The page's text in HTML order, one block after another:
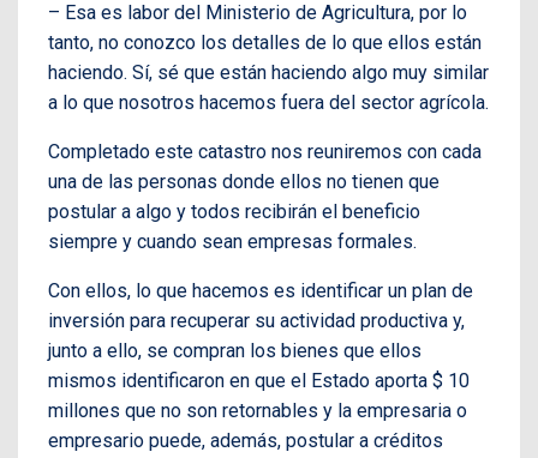
– Esa es labor del Ministerio de Agricultura, por lo
tanto, no conozco los detalles de lo que ellos están
haciendo. Sí, sé que están haciendo algo muy similar
a lo que nosotros hacemos fuera del sector agrícola.
Completado este catastro nos reuniremos con cada
una de las personas donde ellos no tienen que
postular a algo y todos recibirán el beneficio
siempre y cuando sean empresas formales.
Con ellos, lo que hacemos es identificar un plan de
inversión para recuperar su actividad productiva y,
junto a ello, se compran los bienes que ellos
mismos identificaron en que el Estado aporta $ 10
millones que no son retornables y la empresaria o
empresario puede, además, postular a créditos